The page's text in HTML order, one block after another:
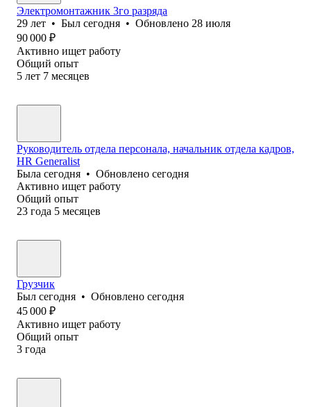
Электромонтажник 3го разряда
29 лет • Был сегодня • Обновлено 28 июля
90 000 ₽
Активно ищет работу
Общий опыт
5 лет 7 месяцев
Руководитель отдела персонала, начальник отдела кадров,
HR Generalist
Была сегодня • Обновлено сегодня
Активно ищет работу
Общий опыт
23 года 5 месяцев
Грузчик
Был сегодня • Обновлено сегодня
45 000 ₽
Активно ищет работу
Общий опыт
3 года